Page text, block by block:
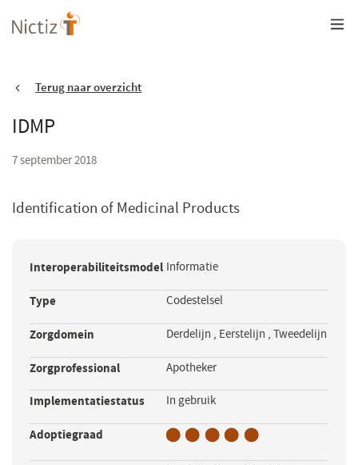
Overslaan
en
gaanTerug naar overzicht
IDMP
7 september 2018
Identification of Medicinal Products
Interoperabiliteitsmodel Informatie
Type Codestelsel
Zorgdomein Derdelijn , Eerstelijn ,Tweedelijn
Zorgprofessional Apotheker
Implementatiestatus In gebruik
Adoptiegraad